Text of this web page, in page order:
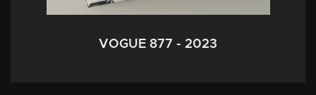
VOGUE 877 - 2023